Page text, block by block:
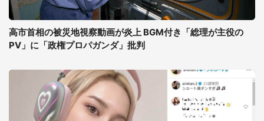
高市首相の被災地視察動画が炎上 BGM付き「総理が主役の
PV」に「政権プロパガンダ」批判